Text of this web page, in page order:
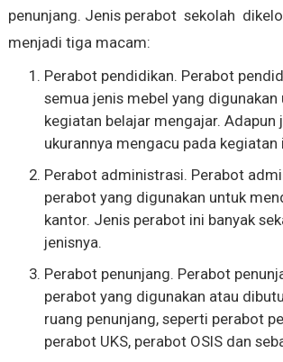
penunjang. Jenis perabot sekolah
menjadi tiga macam:
Perabot pendidikan. Perabot
semua jenis mebel yang digunakan
kegiatan belajar mengajar. Adapun
ukurannya mengacu pada kegiatan
Perabot administrasi. Perabot
perabot yang digunakan untuk
kantor. Jenis perabot ini banyak
jenisnya.
Perabot penunjang. Perabot
perabot yang digunakan atau
ruang penunjang, seperti perabot
perabot UKS, perabot OSIS dan